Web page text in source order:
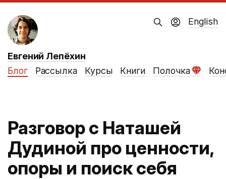
Евгений Лепёхин
Блог
Рассылка Курсы Книги Полочка
English
Разговор с Наташей
Дудиной про ценности,
опоры и поиск себя